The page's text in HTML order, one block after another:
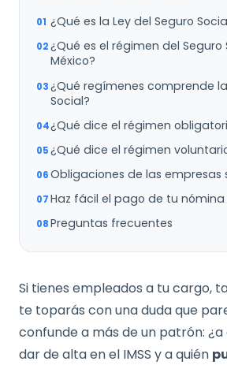
¿Qué es la Ley del Seguro
¿Qué es el régimen del Seguro
México?
¿Qué regímenes comprende
Social?
¿Qué dice el régimen
¿Qué dice el régimen
Obligaciones de las empresas
Haz fácil el pago de tu nómina
Preguntas frecuentes
Si tienes empleados a tu cargo,
te toparás con una duda que
confunde a más de un patrón: ¿a
dar de alta en el IMSS y a quién